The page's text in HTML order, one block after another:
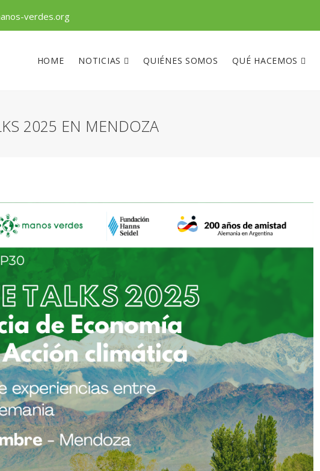
verdes.org
HOME NOTICIAS QUIÉNES SOMOS QUÉ HACEMOS
2025 EN MENDOZA